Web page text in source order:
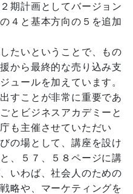
期計画としてバージョン
４と基本方向の５を追加
たいということで、もの
から最終的な売り込み支
ュールを加えています。
すことが非常に重要であ
とビジネスアカデミーと
も主催させていただい
の場として、講座を設け
、５７、５８ページに講
いわば、社会人のための
略や、マーケティングを